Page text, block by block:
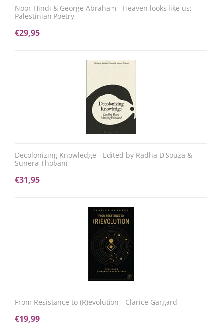
Noor Hindi & George Abraham - Heaven looks like us;
Palestinian Poetry
€29,95
Decolonizing Knowledge - Edited by Radha D'Souza &
Sunera Thobani
€31,95
From Resistance to (R)evolution - Clarice Gargard
€19,99